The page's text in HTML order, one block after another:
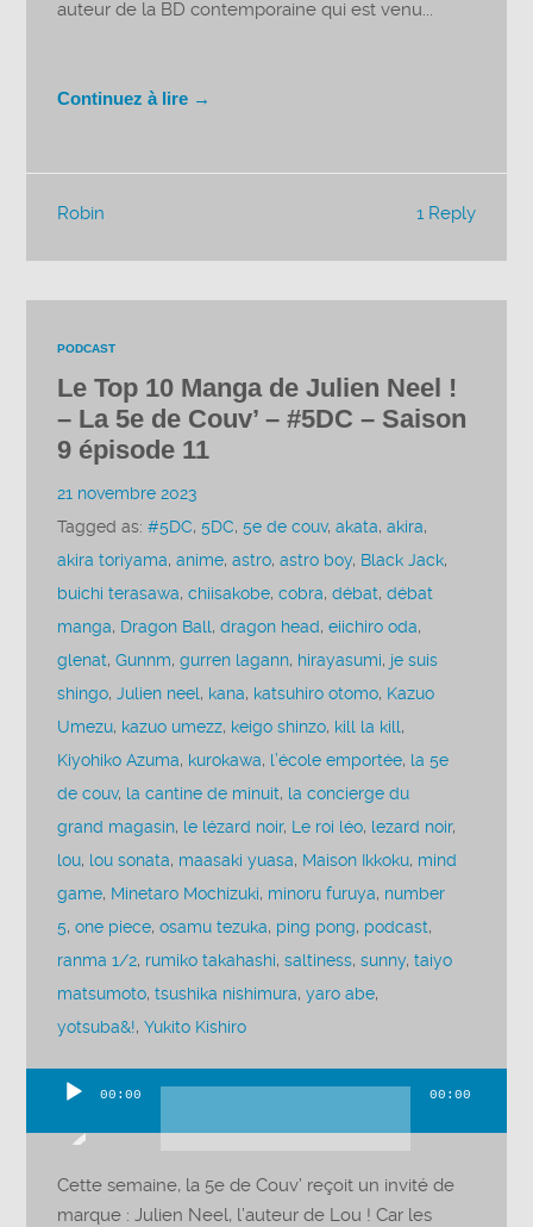
auteur de la BD contemporaine qui est venu...
Continuez à lire →
1 Reply
Robin
PODCAST
Le Top 10 Manga de Julien Neel !
– La 5e de Couv’ – #5DC – Saison
9 épisode 11
21 novembre 2023
Tagged as:#5DC,5DC,5e de couv,akata,akira,
akira toriyama,anime,astro,astro boy, Black Jack,
buichi terasawa,chiisakobe,cobra,débat,débat
manga, Dragon Ball,dragon head,eiichiro oda,
glenat,Gunnm,gurren lagann, hirayasumi, je suis
shingo,Julien neel, kana, katsuhiro otomo, Kazuo
Umezu, kazuo umezz, keigo shinzo, kill la kill,
Kiyohiko Azuma, kurokawa, l’école emportée, la 5e
de couv, la cantine de minuit, la concierge du
grand magasin, le lézard noir, Le roi léo, lezard noir,
lou, lou sonata, maasaki yuasa, Maison Ikkoku, mind
game, Minetaro Mochizuki, minoru furuya, number
5,one piece,osamu tezuka, ping pong, podcast,
ranma 1/2, rumiko takahashi,saltiness,sunny,taiyo
matsumoto,tsushika nishimura,yaro abe,
yotsuba&!,Yukito Kishiro
audio
00:00 00:00
Cette semaine, la 5e de Couv’ reçoit un invité de
marque : Julien Neel, l’auteur de Lou ! Car les